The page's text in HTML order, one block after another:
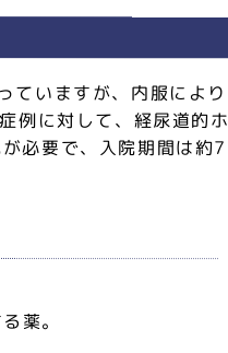
ていますが、内服により
例に対して、経尿道的ホ
必要で、入院期間は約7
薬。